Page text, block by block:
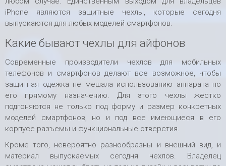
iPhone являются защитные чехлы, которые сегодня
выпускаются для любых моделей смартфонов.
Какие бывают чехлы для айфонов
Современные производители чехлов для мобильных
телефонов и смартфонов делают все возможное, чтобы
защитная одежка не мешала использованию аппарата по
его прямому назначению. Для этого чехлы жестко
подгоняются не только под форму и размер конкретных
моделей смартфонов, но и под все имеющиеся в его
корпусе разъемы и функциональные отверстия.
Кроме того, невероятно разнообразны и внешний вид, и
материал выпускаемых сегодня чехлов. Владелец